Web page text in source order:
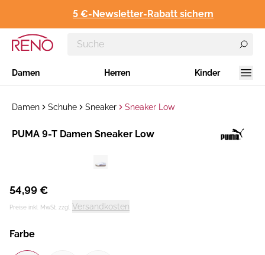
5 €-Newsletter-Rabatt sichern
Damen Herren Kinder
Damen Schuhe Sneaker Sneaker Low
Hersteller:
​PUMA 9-T Damen Sneaker Low
54,99 €
Preise inkl. MwSt. zzgl. Versandkosten
Farbe